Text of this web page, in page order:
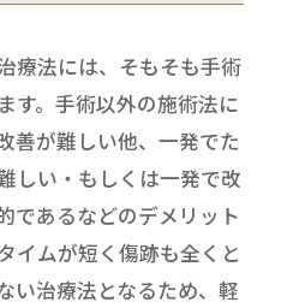
療法には、そもそも手術
す。手術以外の施術法に
善が難しい他、一発でた
しい・もしくは一発で改
であるなどのデメリット
イムが短く傷跡も全くと
い治療法となるため、軽